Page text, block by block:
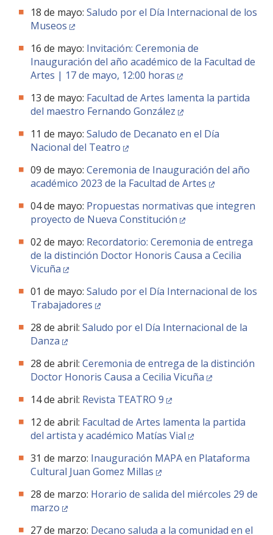
18 de mayo: Saludo por el Día Internacional de los
Museos
16 de mayo: Invitación: Ceremonia de
Inauguración del año académico de la Facultad de
Artes | 17 de mayo, 12:00 horas
13 de mayo: Facultad de Artes lamenta la partida
del maestro Fernando González
11 de mayo: Saludo de Decanato en el Día
Nacional del Teatro
09 de mayo: Ceremonia de Inauguración del año
académico 2023 de la Facultad de Artes
04 de mayo: Propuestas normativas que integren
proyecto de Nueva Constitución
02 de mayo: Recordatorio: Ceremonia de entrega
de la distinción Doctor Honoris Causa a Cecilia
Vicuña
01 de mayo: Saludo por el Día Internacional de los
Trabajadores
28 de abril: Saludo por el Día Internacional de la
Danza
28 de abril: Ceremonia de entrega de la distinción
Doctor Honoris Causa a Cecilia Vicuña
14 de abril: Revista TEATRO 9
12 de abril: Facultad de Artes lamenta la partida
del artista y académico Matías Vial
31 de marzo: Inauguración MAPA en Plataforma
Cultural Juan Gomez Millas
28 de marzo: Horario de salida del miércoles 29 de
marzo
27 de marzo: Decano saluda a la comunidad en el